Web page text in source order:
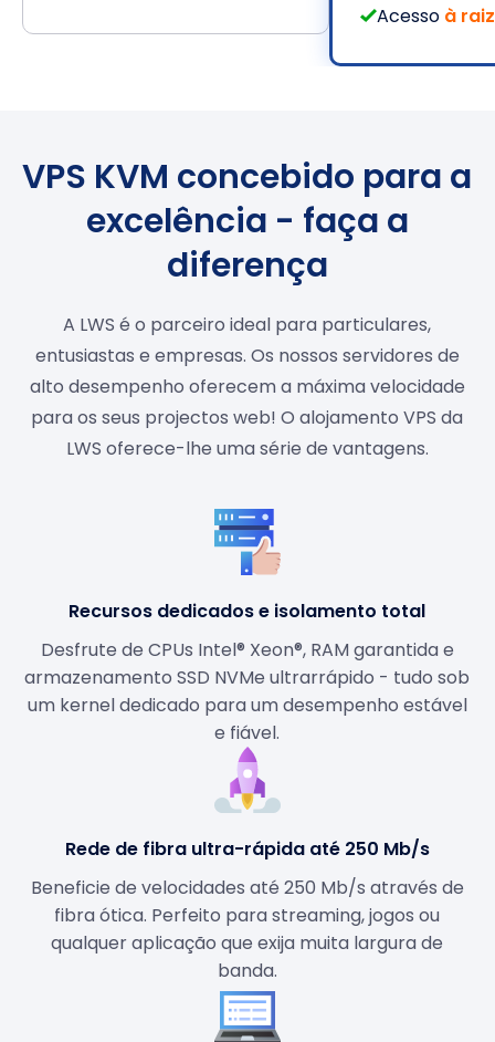
Acesso à raiz
VPS KVM concebido para a
excelência - faça a
diferença
A LWS é o parceiro ideal para particulares,
entusiastas e empresas. Os nossos servidores de
alto desempenho oferecem a máxima velocidade
para os seus projectos web! O alojamento VPS da
LWS oferece-lhe uma série de vantagens.
Recursos dedicados e isolamento total
Desfrute de CPUs Intel® Xeon®, RAM garantida e
armazenamento SSD NVMe ultrarrápido - tudo sob
um kernel dedicado para um desempenho estável
e fiável.
Rede de fibra ultra-rápida até 250 Mb/s
Beneficie de velocidades até 250 Mb/s através de
fibra ótica. Perfeito para streaming, jogos ou
qualquer aplicação que exija muita largura de
banda.